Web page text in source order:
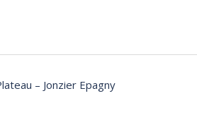
– Jonzier Epagny